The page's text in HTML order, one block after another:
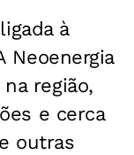
à
Neoenergia
região,
e cerca
outras